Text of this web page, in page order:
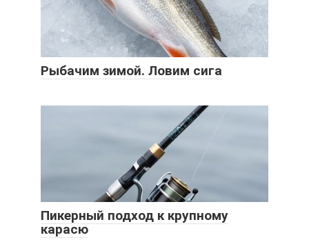
Рыбачим зимой. Ловим сига
Пикерный подход к крупному
карасю